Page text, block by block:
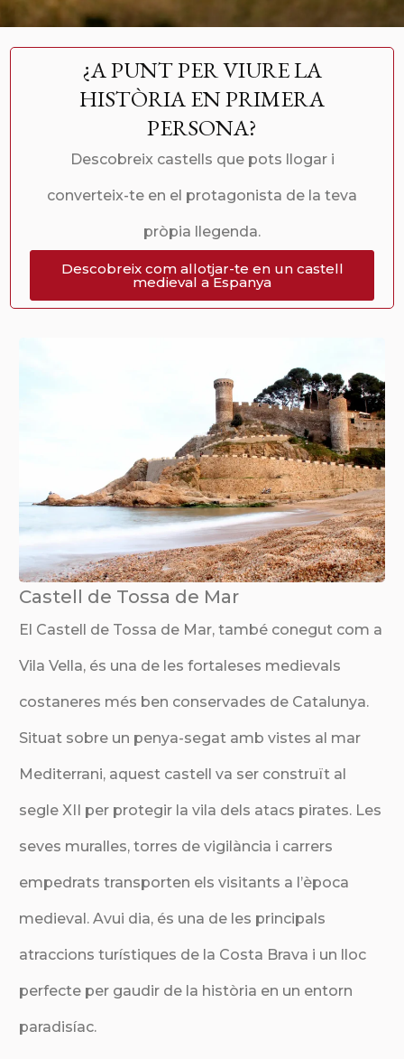
¿A PUNT PER VIURE LA
HISTÒRIA EN PRIMERA
PERSONA?
Descobreix castells que pots llogar i
converteix-te en el protagonista de la teva
pròpia llegenda.
Descobreix com allotjar-te en un castell
medieval a Espanya
Castell de Tossa de Mar
El Castell de Tossa de Mar, també conegut com a
Vila Vella, és una de les fortaleses medievals
costaneres més ben conservades de Catalunya.
Situat sobre un penya-segat amb vistes al mar
Mediterrani, aquest castell va ser construït al
segle XII per protegir la vila dels atacs pirates. Les
seves muralles, torres de vigilància i carrers
empedrats transporten els visitants a l’època
medieval. Avui dia, és una de les principals
atraccions turístiques de la Costa Brava i un lloc
perfecte per gaudir de la història en un entorn
paradisíac.